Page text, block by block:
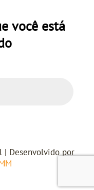
você está
| Desenvolvido por